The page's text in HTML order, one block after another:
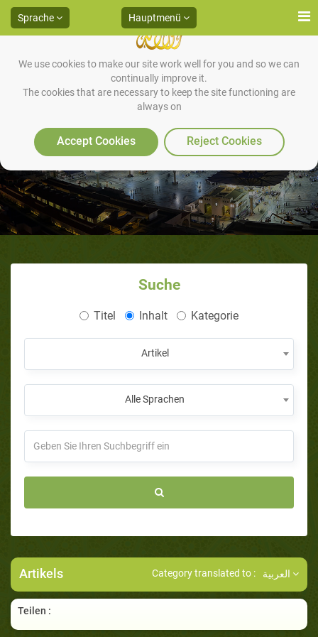
We use cookies to make our site work well for you and so we can
continually improve it.
The cookies that are necessary to keep the site functioning are
always on
Accept Cookies Reject Cookies
Sprache Hauptmenü
Artikels
Suche
Titel Inhalt Kategorie
Artikel
Alle Sprachen
Artikels Category translated to :
Teilen :